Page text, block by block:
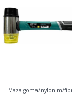
Maza goma/nylon m/